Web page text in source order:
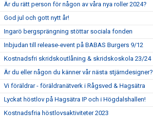
Är du rätt person för någon av våra nya roller 2024?
God jul och gott nytt år!
Ingarö bergsprängning stöttar sociala fonden
Inbjudan till release-event på BABAS Burgers 9/12
Kostnadsfri skridskoutlåning & skridskoskola 23/24
Är du eller någon du känner vår nästa stjärndesigner?
Vi föräldrar - föräldranätverk i Rågsved & Hagsätra
Lyckat höstlov på Hagsätra IP och i Högdalshallen!
Kostnadsfria höstlovsaktiviteter 2023